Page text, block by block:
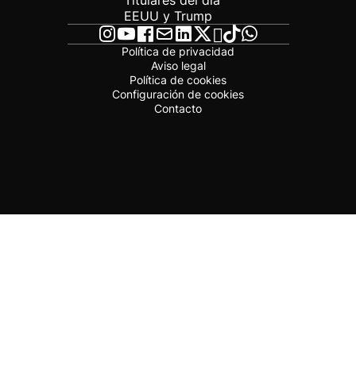
EEUU y Trump
Política de privacidad
Aviso legal
Política de cookies
Configuración de cookies
Contacto